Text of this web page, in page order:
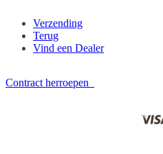
Verzending
Terug
Vind een Dealer
Contract herroepen